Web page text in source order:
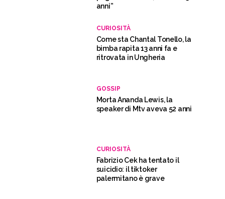
anni”
CURIOSITÀ
Come sta Chantal Tonello, la
bimba rapita 13 anni fa e
ritrovata in Ungheria
GOSSIP
Morta Ananda Lewis, la
speaker di Mtv aveva 52 anni
CURIOSITÀ
Fabrizio Cek ha tentato il
suicidio: il tiktoker
palermitano è grave